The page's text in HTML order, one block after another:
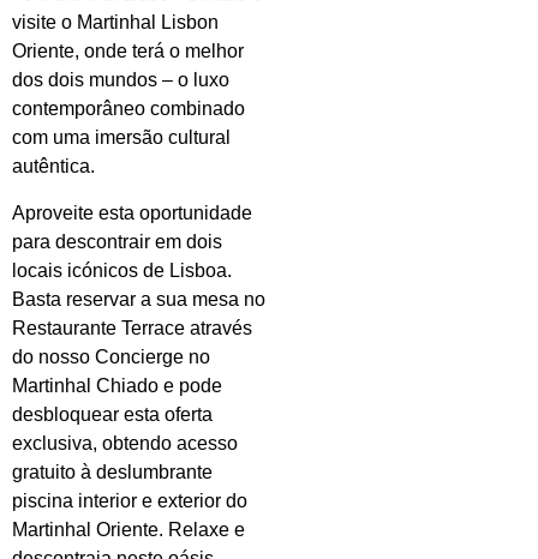
visite o Martinhal Lisbon
Oriente, onde terá o melhor
dos dois mundos – o luxo
contemporâneo combinado
com uma imersão cultural
autêntica.
Aproveite esta oportunidade
para descontrair em dois
locais icónicos de Lisboa.
Basta reservar a sua mesa no
Restaurante Terrace através
do nosso Concierge no
Martinhal Chiado e pode
desbloquear esta oferta
exclusiva, obtendo acesso
gratuito à deslumbrante
piscina interior e exterior do
Martinhal Oriente. Relaxe e